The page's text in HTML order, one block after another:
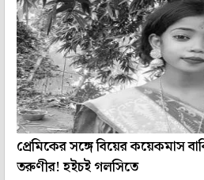
প্রেমিকের সঙ্গে বিয়ের কয়েকমাস
তরুণীর! হইচই গলসিতে